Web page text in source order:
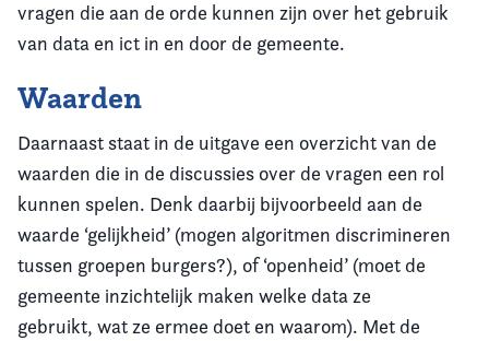
vragen die aan de orde kunnen zijn over het gebruik
van data en ict in en door de gemeente.
Waarden
Daarnaast staat in de uitgave een overzicht van de
waarden die in de discussies over de vragen een rol
kunnen spelen. Denk daarbij bijvoorbeeld aan de
waarde ‘gelijkheid’ (mogen algoritmen discrimineren
tussen groepen burgers?), of ‘openheid’ (moet de
gemeente inzichtelijk maken welke data ze
gebruikt, wat ze ermee doet en waarom). Met de